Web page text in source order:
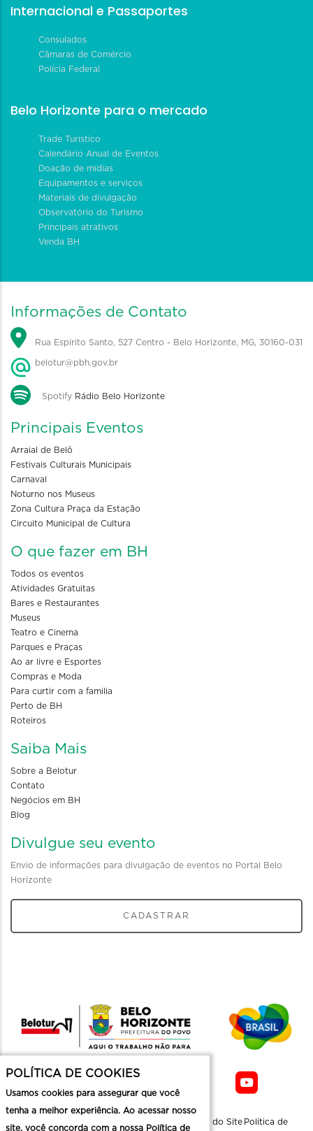
Internacional e Passaportes
Consulados
Câmaras de Comércio
Polícia Federal
Belo Horizonte para o mercado
Trade Turístico
Calendário Anual de Eventos
Doação de mídias
Equipamentos e serviços
Materiais de divulgação
Observatório do Turismo
Principais atrativos
Venda BH
Informações de Contato
Rua Espírito Santo, 527 Centro - Belo Horizonte, MG, 30160-031
belotur@pbh.gov.br
Spotify Rádio Belo Horizonte
Principais Eventos
Arraial de Belô
Festivais Culturais Municipais
Carnaval
Noturno nos Museus
Zona Cultura Praça da Estação
Circuito Municipal de Cultura
O que fazer em BH
Todos os eventos
Atividades Gratuitas
Bares e Restaurantes
Museus
Teatro e Cinema
Parques e Praças
Ao ar livre e Esportes
Compras e Moda
Para curtir com a familia
Perto de BH
Roteiros
Saiba Mais
Sobre a Belotur
Contato
Negócios em BH
Blog
Divulgue seu evento
Envio de informações para divulgação de eventos no Portal Belo
Horizonte
CADASTRAR
Mapa do Site Politica de
POLÍTICA DE COOKIES
Usamos cookies para assegurar que você
tenha a melhor experiência. Ao acessar nosso
site, você concorda com a nossa Política de